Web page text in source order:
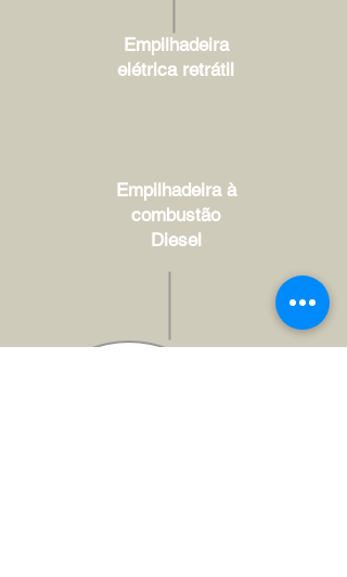
Empilhadeira
elétrica retrátil
Empilhadeira à
combustão
Diesel